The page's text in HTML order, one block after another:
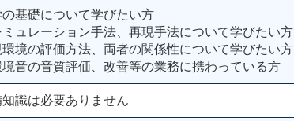
の基礎について学びたい方
ミュレーション手法、再現手法について学びたい方
環境の評価方法、両者の関係性について学びたい方
境音の音質評価、改善等の業務に携わっている方
知識は必要ありません